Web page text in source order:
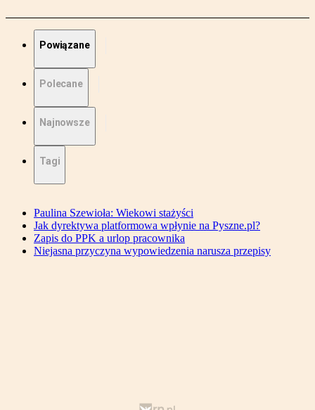
Powiązane
Polecane
Najnowsze
Tagi
Paulina Szewioła: Wiekowi stażyści
Jak dyrektywa platformowa wpłynie na Pyszne.pl?
Zapis do PPK a urlop pracownika
Niejasna przyczyna wypowiedzenia narusza przepisy